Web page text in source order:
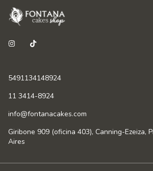
5491134148924
11 3414-8924
info@fontanacakes.com
Giribone 909 (oficina 403), Canning-Ezeiza,
Aires